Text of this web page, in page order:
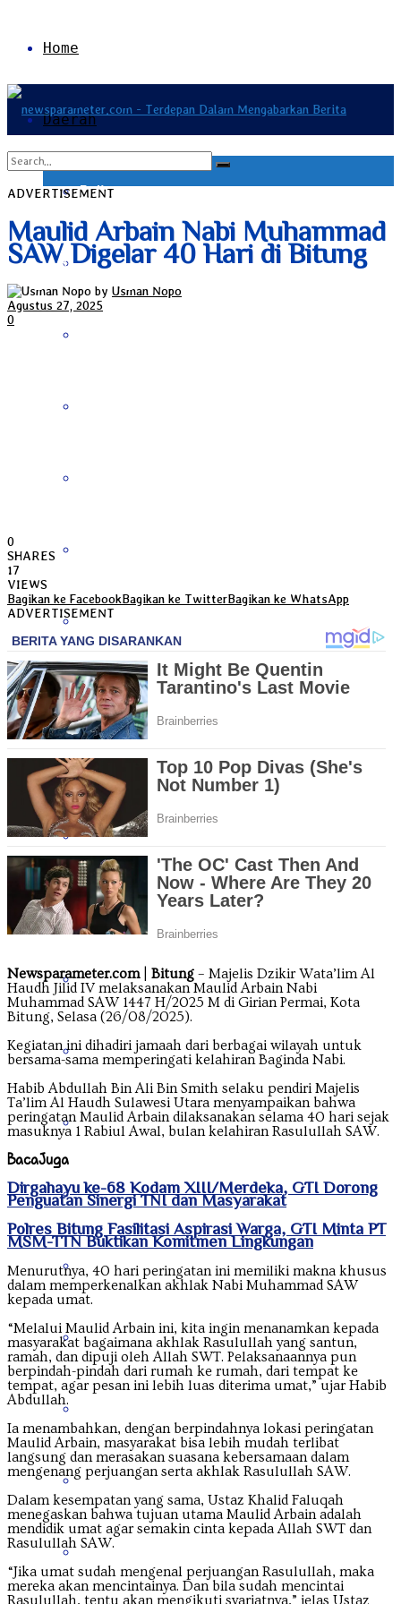
Home
Daerah
Bali
Bangka Belitung
Gorontalo
Jambi
Jawa Barat
Jawa Tengah
Jawa Timur
Kalimantan Barat
Kalimantan Selatan
Kalimantan Tengah
Kalimantan Timur
Kalimantan Utara
Kepulauan Riau
Maluku
Nanggroe Aceh Darussalam
View All Result
ADVERTISEMENT
Maulid Arbain Nabi Muhammad
SAW Digelar 40 Hari di Bitung
by Usman Nopo
Agustus 27, 2025
0
0
SHARES
17
VIEWS
Bagikan ke FacebookBagikan ke TwitterBagikan ke WhatsApp
ADVERTISEMENT
Newsparameter.com| Bitung – Majelis Dzikir Wata’lim Al
Haudh Jilid IV melaksanakan Maulid Arbain Nabi
Muhammad SAW 1447 H/2025 M di Girian Permai, Kota
Bitung, Selasa (26/08/2025).
Kegiatan ini dihadiri jamaah dari berbagai wilayah untuk
bersama-sama memperingati kelahiran Baginda Nabi.
Habib Abdullah Bin Ali Bin Smith selaku pendiri Majelis
Ta’lim Al Haudh Sulawesi Utara menyampaikan bahwa
peringatan Maulid Arbain dilaksanakan selama 40 hari sejak
masuknya 1 Rabiul Awal, bulan kelahiran Rasulullah SAW.
BacaJuga
Dirgahayu ke-68 Kodam XIII/Merdeka, GTI Dorong
Penguatan Sinergi TNI dan Masyarakat
Polres Bitung Fasilitasi Aspirasi Warga, GTI Minta PT
MSM-TTN Buktikan Komitmen Lingkungan
Menurutnya, 40 hari peringatan ini memiliki makna khusus
dalam memperkenalkan akhlak Nabi Muhammad SAW
kepada umat.
“Melalui Maulid Arbain ini, kita ingin menanamkan kepada
masyarakat bagaimana akhlak Rasulullah yang santun,
ramah, dan dipuji oleh Allah SWT. Pelaksanaannya pun
berpindah-pindah dari rumah ke rumah, dari tempat ke
tempat, agar pesan ini lebih luas diterima umat,” ujar Habib
Abdullah.
Ia menambahkan, dengan berpindahnya lokasi peringatan
Maulid Arbain, masyarakat bisa lebih mudah terlibat
langsung dan merasakan suasana kebersamaan dalam
mengenang perjuangan serta akhlak Rasulullah SAW.
Dalam kesempatan yang sama, Ustaz Khalid Faluqah
menegaskan bahwa tujuan utama Maulid Arbain adalah
mendidik umat agar semakin cinta kepada Allah SWT dan
Rasulullah SAW.
“Jika umat sudah mengenal perjuangan Rasulullah, maka
mereka akan mencintainya. Dan bila sudah mencintai
Rasulullah, tentu akan mengikuti syariatnya,” jelas Ustaz